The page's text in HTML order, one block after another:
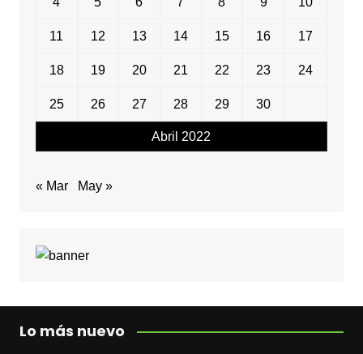
Abril 2022
11 12 13 14 15 16 17
18 19 20 21 22 23 24
25 26 27 28 29 30
« Mar May »
Lo más nuevo